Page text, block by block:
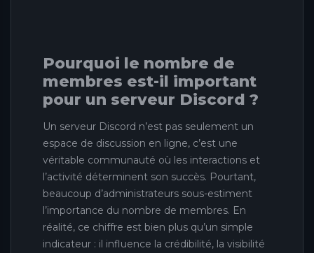
Pourquoi le nombre de
membres est-il important
pour un serveur Discord ?
Un serveur Discord n’est pas seulement un
espace de discussion en ligne, c’est une
véritable communauté où les interactions et
l’activité déterminent son succès. Pourtant,
beaucoup d’administrateurs sous-estiment
l’importance du nombre de membres. En
réalité, ce chiffre est bien plus qu’un simple
indicateur : il influence la crédibilité, la visibilité